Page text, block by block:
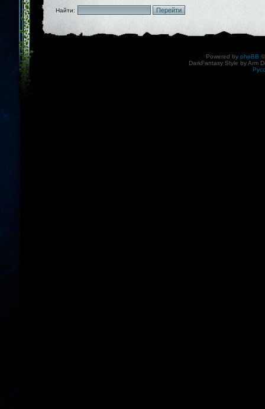
Найти:
Powered by phpBB
DarkFantasy Style by Arm